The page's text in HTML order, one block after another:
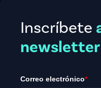
Inscríbete
newsletter
Correo electrónico*